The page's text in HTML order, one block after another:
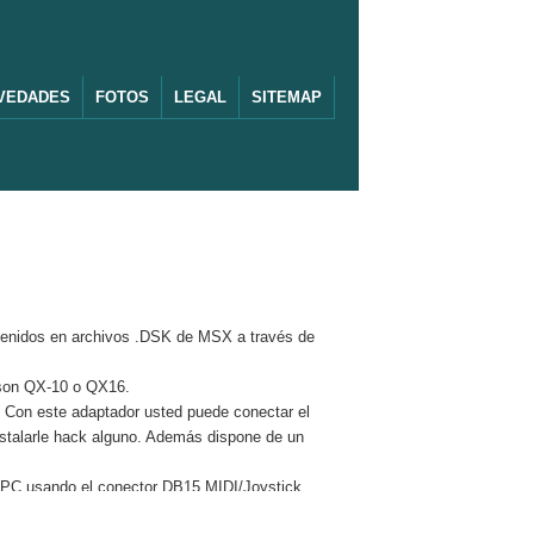
FOTOS LEGAL SITEMAP
en archivos .DSK de MSX a través de
QX-10 o QX16.
Con este adaptador usted puede conectar el
hack alguno. Además dispone de un
usando el conector DB15 MIDI/Joystick.